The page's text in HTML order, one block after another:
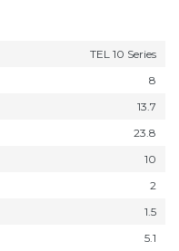
TEL 10 Series
8
13.7
23.8
10
2
1.5
5.1